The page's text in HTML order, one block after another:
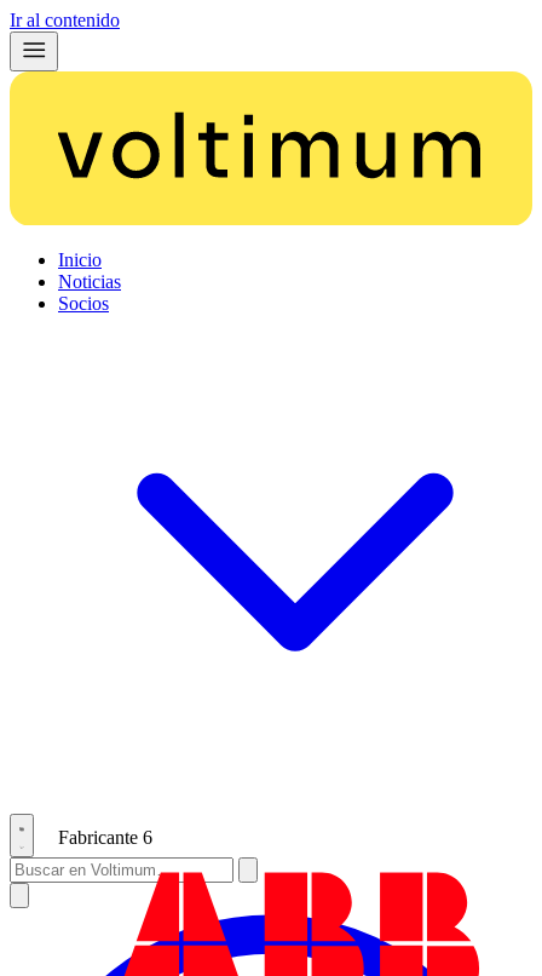
Ir al contenido
Inicio
Noticias
Socios
Fabricante 6